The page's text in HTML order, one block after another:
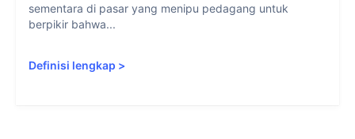
sementara di pasar yang menipu pedagang untuk
berpikir bahwa...
Definisi lengkap >